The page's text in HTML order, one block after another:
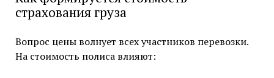
страхования груза
Вопрос цены волнует всех участников перевозки.
На стоимость полиса влияют: